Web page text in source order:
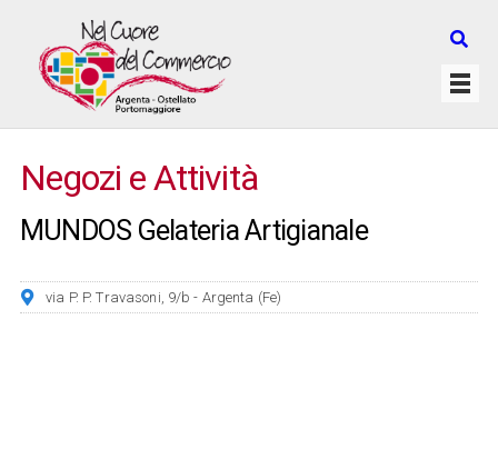
Negozi e Attività
MUNDOS Gelateria Artigianale
via P. P. Travasoni, 9/b - Argenta (Fe)